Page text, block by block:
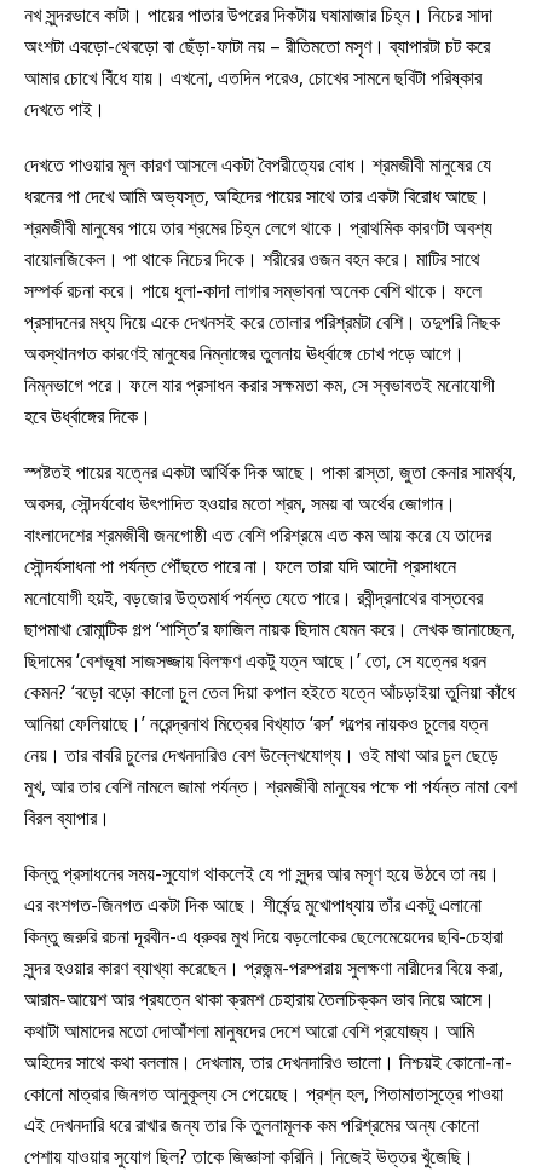
নখ সুন্দরভাবে কাটা। পায়ের পাতার উপরের দিকটায় ঘষামাজার চিহ্ন। নিচের সাদা
অংশটা এবড়ো-থেবড়ো বা ছেঁড়া-ফাটা নয় – রীতিমতো মসৃণ। ব্যাপারটা চট করে
আমার চোখে বিঁধে যায়। এখনো, এতদিন পরেও, চোখের সামনে ছবিটা পরিষ্কার
দেখতে পাই।
দেখতে পাওয়ার মূল কারণ আসলে একটা বৈপরীত্যের বোধ। শ্রমজীবী মানুষের যে
ধরনের পা দেখে আমি অভ্যস্ত, অহিদের পায়ের সাথে তার একটা বিরোধ আছে।
শ্রমজীবী মানুষের পায়ে তার শ্রমের চিহ্ন লেগে থাকে। প্রাথমিক কারণটা অবশ্য
বায়োলজিকেল। পা থাকে নিচের দিকে। শরীরের ওজন বহন করে। মাটির সাথে
সম্পর্ক রচনা করে। পায়ে ধুলা-কাদা লাগার সম্ভাবনা অনেক বেশি থাকে। ফলে
প্রসাদনের মধ্য দিয়ে একে দেখনসই করে তোলার পরিশ্রমটা বেশি। তদুপরি নিছক
অবস্থানগত কারণেই মানুষের নিম্নাঙ্গের তুলনায় ঊর্ধ্বাঙ্গে চোখ পড়ে আগে।
নিম্নভাগে পরে। ফলে যার প্রসাধন করার সক্ষমতা কম, সে স্বভাবতই মনোযোগী
হবে ঊর্ধ্বাঙ্গের দিকে।
স্পষ্টতই পায়ের যত্নের একটা আর্থিক দিক আছে। পাকা রাস্তা, জুতা কেনার সামর্থ্য,
অবসর, সৌন্দর্যবোধ উৎপাদিত হওয়ার মতো শ্রম, সময় বা অর্থের জোগান।
বাংলাদেশের শ্রমজীবী জনগোষ্ঠী এত বেশি পরিশ্রমে এত কম আয় করে যে তাদের
সৌন্দর্যসাধনা পা পর্যন্ত পৌঁছতে পারে না। ফলে তারা যদি আদৌ প্রসাধনে
মনোযোগী হয়ই, বড়জোর উত্তমার্ধ পর্যন্ত যেতে পারে। রবীন্দ্রনাথের বাস্তবের
ছাপমাখা রোমান্টিক গল্প ‘শাস্তি’র ফাজিল নায়ক ছিদাম যেমন করে। লেখক জানাচ্ছেন,
ছিদামের ‘বেশভূষা সাজসজ্জায় বিলক্ষণ একটু যত্ন আছে।’ তো, সে যত্নের ধরন
কেমন? ‘বড়ো বড়ো কালো চুল তেল দিয়া কপাল হইতে যত্নে আঁচড়াইয়া তুলিয়া কাঁধে
আনিয়া ফেলিয়াছে।’ নরেন্দ্রনাথ মিত্রের বিখ্যাত ‘রস’ গল্পের নায়কও চুলের যত্ন
নেয়। তার বাবরি চুলের দেখনদারিও বেশ উল্লেখযোগ্য। ওই মাথা আর চুল ছেড়ে
মুখ, আর তার বেশি নামলে জামা পর্যন্ত। শ্রমজীবী মানুষের পক্ষে পা পর্যন্ত নামা বেশ
বিরল ব্যাপার।
কিন্তু প্রসাধনের সময়-সুযোগ থাকলেই যে পা সুন্দর আর মসৃণ হয়ে উঠবে তা নয়।
এর বংশগত-জিনগত একটা দিক আছে। শীর্ষেন্দু মুখোপাধ্যায় তাঁর একটু এলানো
কিন্তু জরুরি রচনা দূরবীন-এ ধ্রুবর মুখ দিয়ে বড়লোকের ছেলেমেয়েদের ছবি-চেহারা
সুন্দর হওয়ার কারণ ব্যাখ্যা করেছেন। প্রজন্ম-পরম্পরায় সুলক্ষণা নারীদের বিয়ে করা,
আরাম-আয়েশ আর প্রযত্নে থাকা ক্রমশ চেহারায় তৈলচিক্কন ভাব নিয়ে আসে।
কথাটা আমাদের মতো দোআঁশলা মানুষদের দেশে আরো বেশি প্রযোজ্য। আমি
অহিদের সাথে কথা বললাম। দেখলাম, তার দেখনদারিও ভালো। নিশ্চয়ই কোনো-না-
কোনো মাত্রার জিনগত আনুকূল্য সে পেয়েছে। প্রশ্ন হল, পিতামাতাসূত্রে পাওয়া
এই দেখনদারি ধরে রাখার জন্য তার কি তুলনামূলক কম পরিশ্রমের অন্য কোনো
পেশায় যাওয়ার সুযোগ ছিল? তাকে জিজ্ঞাসা করিনি। নিজেই উত্তর খুঁজেছি।